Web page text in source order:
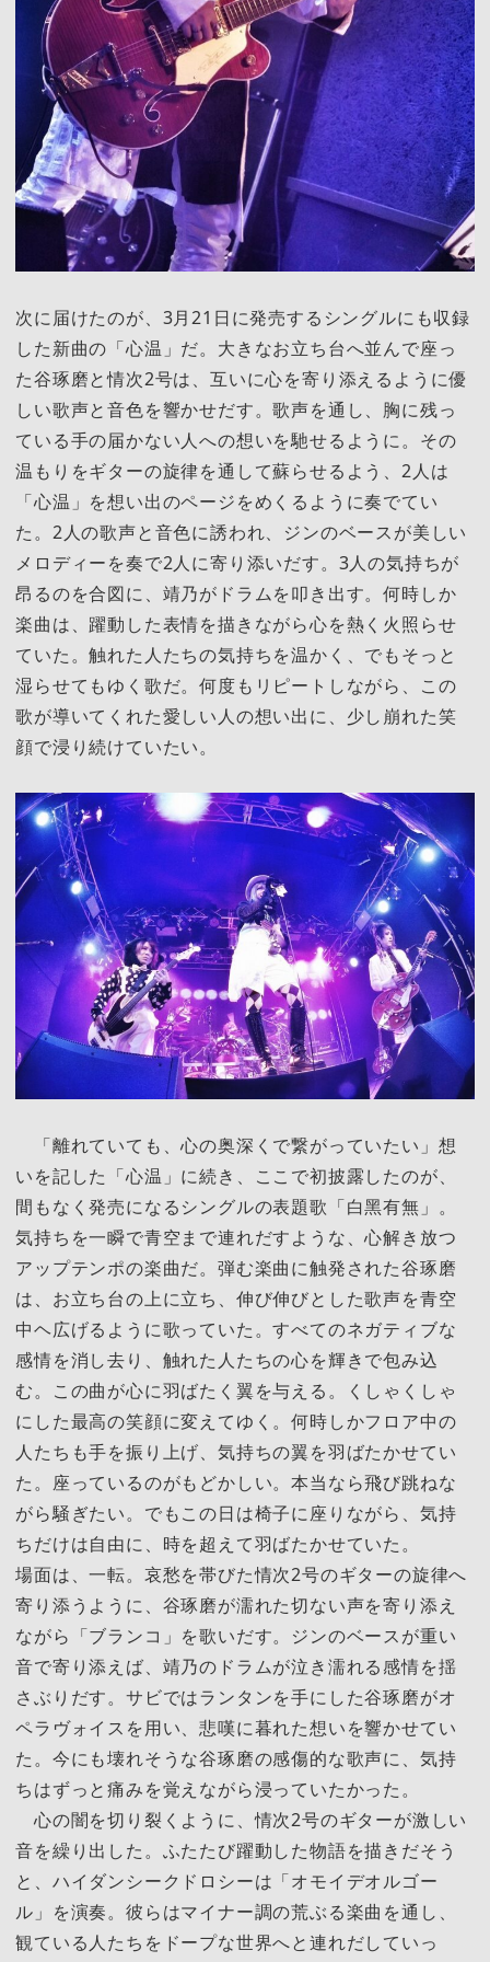
次に届けたのが、3月21日に発売するシングルにも収録
した新曲の「心温」だ。大きなお立ち台へ並んで座っ
た谷琢磨と情次2号は、互いに心を寄り添えるように優
しい歌声と音色を響かせだす。歌声を通し、胸に残っ
ている手の届かない人への想いを馳せるように。その
温もりをギターの旋律を通して蘇らせるよう、2人は
「心温」を想い出のページをめくるように奏でてい
た。2人の歌声と音色に誘われ、ジンのベースが美しい
メロディーを奏で2人に寄り添いだす。3人の気持ちが
昂るのを合図に、靖乃がドラムを叩き出す。何時しか
楽曲は、躍動した表情を描きながら心を熱く火照らせ
ていた。触れた人たちの気持ちを温かく、でもそっと
湿らせてもゆく歌だ。何度もリピートしながら、この
歌が導いてくれた愛しい人の想い出に、少し崩れた笑
顔で浸り続けていたい。
「離れていても、心の奥深くで繋がっていたい」想
いを記した「心温」に続き、ここで初披露したのが、
間もなく発売になるシングルの表題歌「白黑有無」。
気持ちを一瞬で青空まで連れだすような、心解き放つ
アップテンポの楽曲だ。弾む楽曲に触発された谷琢磨
は、お立ち台の上に立ち、伸び伸びとした歌声を青空
中ヘ広げるように歌っていた。すべてのネガティブな
感情を消し去り、触れた人たちの心を輝きで包み込
む。この曲が心に羽ばたく翼を与える。くしゃくしゃ
にした最高の笑顔に変えてゆく。何時しかフロア中の
人たちも手を振り上げ、気持ちの翼を羽ばたかせてい
た。座っているのがもどかしい。本当なら飛び跳ねな
がら騒ぎたい。でもこの日は椅子に座りながら、気持
ちだけは自由に、時を超えて羽ばたかせていた。
場面は、一転。哀愁を帯びた情次2号のギターの旋律へ
寄り添うように、谷琢磨が濡れた切ない声を寄り添え
ながら「ブランコ」を歌いだす。ジンのベースが重い
音で寄り添えば、靖乃のドラムが泣き濡れる感情を揺
さぶりだす。サビではランタンを手にした谷琢磨がオ
ペラヴォイスを用い、悲嘆に暮れた想いを響かせてい
た。今にも壊れそうな谷琢磨の感傷的な歌声に、気持
ちはずっと痛みを覚えながら浸っていたかった。
心の闇を切り裂くように、情次2号のギターが激しい
音を繰り出した。ふたたび躍動した物語を描きだそう
と、ハイダンシークドロシーは「オモイデオルゴー
ル」を演奏。彼らはマイナー調の荒ぶる楽曲を通し、
観ている人たちをドープな世界へと連れだしていっ